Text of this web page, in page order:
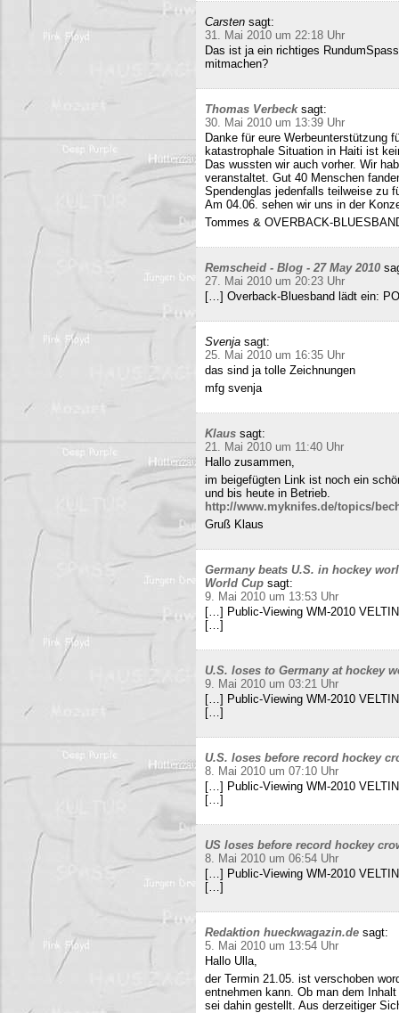
Carsten sagt:
31. Mai 2010 um 22:18 Uhr
Das ist ja ein richtiges
mitmachen?
Thomas Verbeck sagt:
30. Mai 2010 um 13:39 Uhr
Danke für eure Werbeunterstützung
katastrophale Situation in Haiti ist
Das wussten wir auch vorher. Wir
veranstaltet. Gut 40 Menschen
Spendenglas jedenfalls teilweise zu
Am 04.06. sehen wir uns in der
Tommes & OVERBACK-
Remscheid - Blog - 27 May 2010
27. Mai 2010 um 20:23 Uhr
[…] Overback-Bluesband lädt ein:
Svenja sagt:
25. Mai 2010 um 16:35 Uhr
das sind ja tolle Zeichnungen
mfg svenja
Klaus sagt:
21. Mai 2010 um 11:40 Uhr
Hallo zusammen,
im beigefügten Link ist noch ein
und bis heute in Betrieb.
http://www.myknifes.de/topics/
Gruß Klaus
Germany beats U.S. in hockey
World Cup sagt:
9. Mai 2010 um 13:53 Uhr
[…] Public-Viewing WM-2010
[…]
U.S. loses to Germany at hockey
9. Mai 2010 um 03:21 Uhr
[…] Public-Viewing WM-2010
[…]
U.S. loses before record hockey
8. Mai 2010 um 07:10 Uhr
[…] Public-Viewing WM-2010
[…]
US loses before record hockey
8. Mai 2010 um 06:54 Uhr
[…] Public-Viewing WM-2010
[…]
Redaktion hueckwagazin.de sagt:
5. Mai 2010 um 13:54 Uhr
Hallo Ulla,
der Termin 21.05. ist verschoben
entnehmen kann. Ob man dem
sei dahin gestellt. Aus derzeitiger